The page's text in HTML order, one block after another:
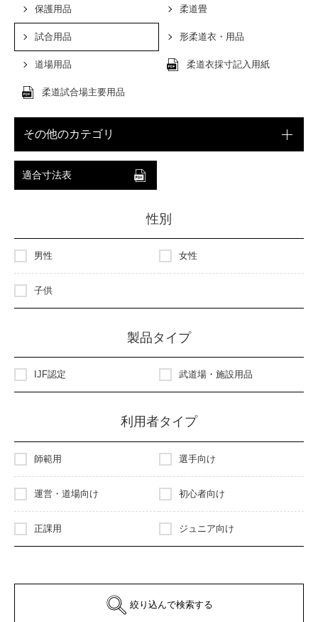
保護用品 柔道畳
試合用品 形柔道衣・用品
道場用品 柔道衣採寸記入用紙
柔道試合場主要用品
その他のカテゴリ
適合寸法表
性別
男性 女性
子供
製品タイプ
IJF認定 武道場・施設用品
利用者タイプ
師範用 選手向け
運営・道場向け 初心者向け
正課用 ジュニア向け
絞り込んで検索する